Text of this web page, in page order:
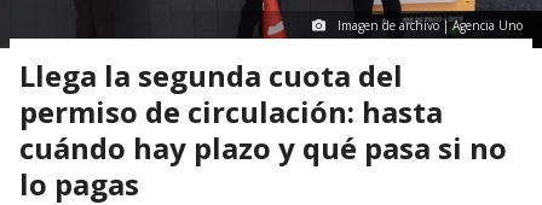
Imagen de archivo | Agencia Uno
Llega la segunda cuota del
permiso de circulación: hasta
cuándo hay plazo y qué pasa si no
lo pagas